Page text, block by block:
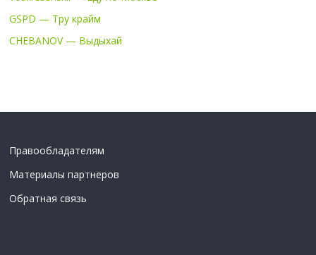
GSPD — Тру крайм
CHEBANOV — Выдыхай
Правообладателям
Материалы партнеров
Обратная связь